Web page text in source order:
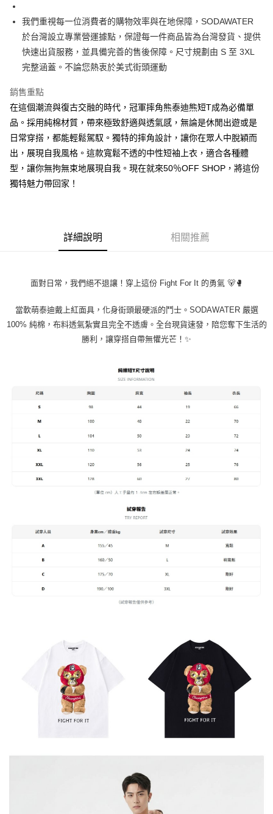
醒簡訊。
2.透過簡訊連結打開帳單後，可選擇「超商條碼／台灣大直營門市／銀行轉
帳／街口支付／iPASS MONEY」等通路繳費。
【注意事項】
1.本服務係由「台灣大哥大股份有限公司」（以下簡稱本公司）所提供，讓
用戶於交易時，得透過本服務購買商品或服務，並由商店將買賣／分期付款
2.基於同意付款使用「大哥付你分期」之契約關係目的，商店將以您的個人
資料（包含姓名、電話或地址）提供予台灣大哥大進項蒐集、處理及利用，
3.完整用戶服務條款，請詳閱以下連結：https://oppay.tw/userRule
結帳頁面，進行簡訊認證並確認金額後，即可完成結帳。
２．訂單成立數日內，您將收到繳費通知簡訊。
ATM／網路銀行／等多元方式進行付款，方視為交易完成。
※ 請注意：結帳手續完成當下不需立刻繳費，但若您需要取消訂單，請聯絡
後付繳納相關費用。
※ 交易是否成功請以「AFTEE先享後付 」之結帳頁面顯示為準，若有關於
是否繳費成功／繳費後需取消欲退款等相關疑問，請聯繫「AFTEE先享後付
客戶支援中心」https://netprotections.freshdesk.com/support/home
【注意事項】
１．透過由恩沛科技股份有限公司提供之「AFTEE先享後付」服務完成之交
易，需依本服務之必要範圍內提供個人資料，並將交易相關給付款項請求債
２．關於個人資料處理事宜，請瀏覽以下網址：
４．使用「AFTEE先享後付」時，將依據個別帳號之用戶狀況，依本公司即
時審查核予不同之上限額度；若仍有額度不足之情形，本公司將視審查結果
恩沛科技股份有限公司將有權停止該用戶之使用額度並採取法律行動。
付款 後全家取貨
每筆NT$45
付款 後7-11取貨
宅配
每筆NT$70，滿NT$499(含以上)免運費
我們重視每一位消費者的購物效率與在地保障，SODAWATER
於台灣設立專業營運據點，保證每一件商品皆為台灣發貨、提供
快速出貨服務，並具備完善的售後保障。尺寸規劃由 S 至 3XL
完整涵蓋。不論您熱衷於美式街頭運動
銷售重點
在這個潮流與復古交融的時代，冠軍摔角熊泰迪熊短T成為必備單
品。採用純棉材質，帶來極致舒適與透氣感，無論是休閒出遊或是
日常穿搭，都能輕鬆駕馭。獨特的摔角設計，讓你在眾人中脫穎而
出，展現自我風格。這款寬鬆不透的中性短袖上衣，適合各種體
型，讓你無拘無束地展現自我。現在就來50％OFF SHOP，將這份
獨特魅力帶回家！
詳細說明 相關推薦
面對日常，我們絕不退讓！穿上這份 Fight For It 的勇氣 🐻🥊
當軟萌泰迪戴上紅面具，化身街頭最硬派的鬥士。SODAWATER 嚴選
100% 純棉，布料透氣紮實且完全不透膚。全台現貨速發，陪您奪下生活的
勝利，讓穿搭自帶無懼光芒！✨